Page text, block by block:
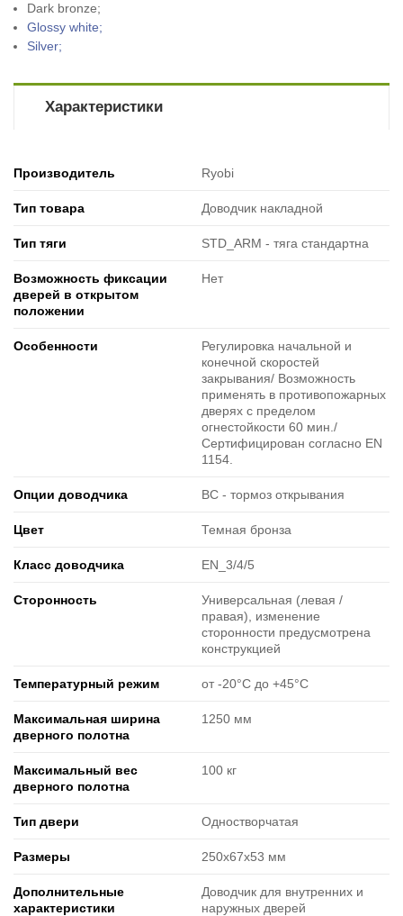
Dark bronze;
Glossy white;
Silver;
Характеристики
Производитель Ryobi
Тип товара Доводчик накладной
Тип тяги STD_ARM - тяга стандартна
Возможность фиксации
дверей в открытом
положении
Нет
Особенности
Регулировка начальной и
конечной скоростей
закрывания/ Возможность
применять в противопожарных
дверях с пределом
огнестойкости 60 мин./
Сертифицирован согласно EN
1154.
Опции доводчика BC - тормоз открывания
Цвет Темная бронза
Класс доводчика EN_3/4/5
Cторонность
Универсальная (левая /
правая), изменение
сторонности предусмотрена
конструкцией
Температурный режим от -20°C до +45°C
Максимальная ширина
дверного полотна
1250 мм
Максимальный вес
дверного полотна
100 кг
Тип двери Одностворчатая
Размеры 250х67х53 мм
Дополнительные
характеристики
Доводчик для внутренних и
наружных дверей